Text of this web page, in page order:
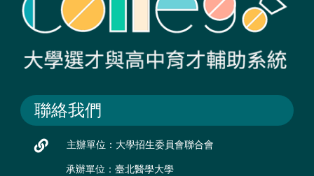
聯絡我們
主辦單位：大學招生委員會聯合會
承辦單位：臺北醫學大學